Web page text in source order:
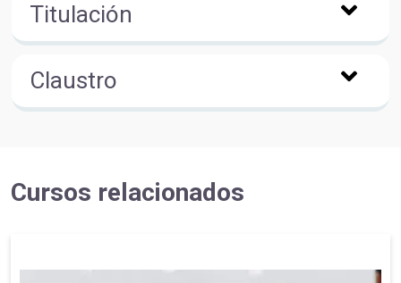
Titulación
Claustro
Cursos relacionados